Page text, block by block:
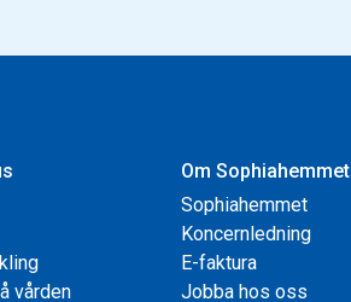
vården
Om Sophiahemmet
Sophiahemmet
Koncernledning
E-faktura
Jobba hos oss